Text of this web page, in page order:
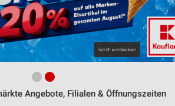
Angebote, Filialen & Öffnungszeiten